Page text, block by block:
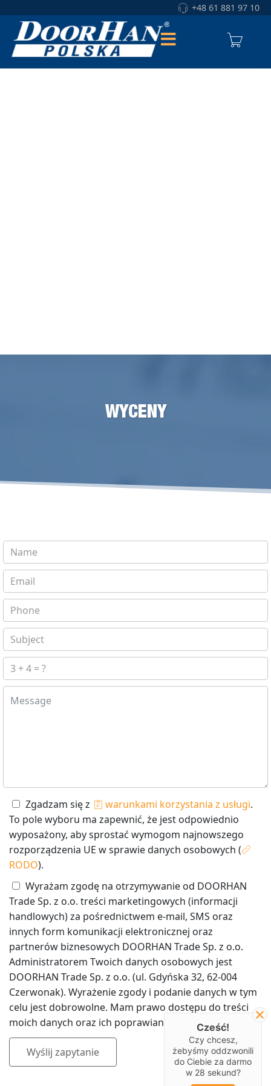
+48 61 881 97 10
WYCENY
Zgadzam się z warunkami korzystania z usługi.
To pole wyboru ma zapewnić, że jest odpowiednio
wyposażony, aby sprostać wymogom najnowszego
rozporządzenia UE w sprawie danych osobowych (
RODO).
Wyrażam zgodę na otrzymywanie od DOORHAN
Trade Sp. z o.o. treści marketingowych (informacji
handlowych) za pośrednictwem e-mail, SMS oraz
innych form komunikacji elektronicznej oraz
partnerów biznesowych DOORHAN Trade Sp. z o.o.
Administratorem Twoich danych osobowych jest
DOORHAN Trade Sp. z o.o. (ul. Gdyńska 32, 62-004
Czerwonak). Wyrażenie zgody i podanie danych w tym
celu jest dobrowolne. Mam prawo dostępu do treści
moich danych oraz ich poprawiania.
Wyślij zapytanie
Cześć!
Czy chcesz,
żebyśmy oddzwonili
do Ciebie za darmo
w 28 sekund?